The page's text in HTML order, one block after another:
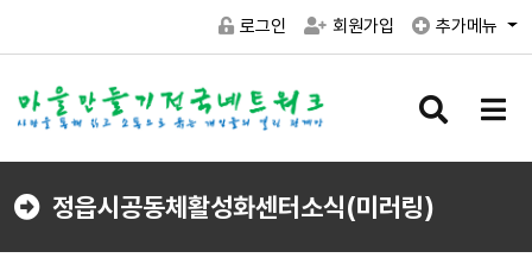
로그인 회원가입 추가메뉴
검
버
튼
메
버
정읍시공동체활성화센터소식(미러링)